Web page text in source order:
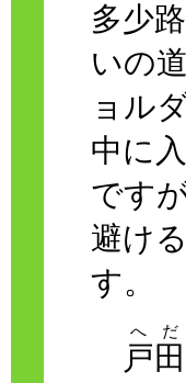
多少
いの
ョル
中に
です
避け
す。
戸田
へだ